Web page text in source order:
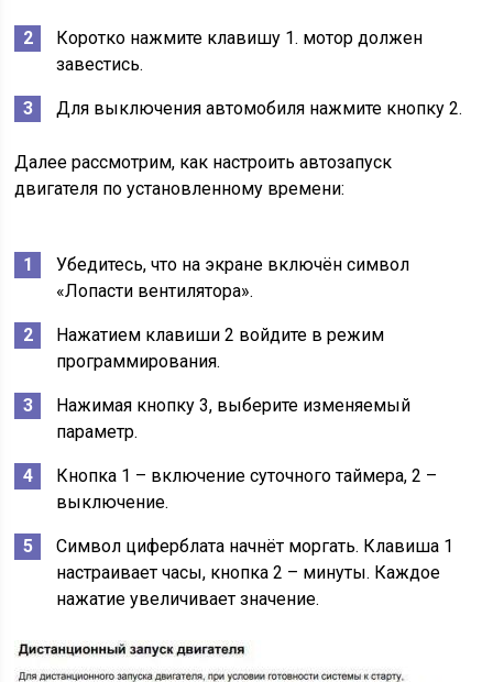
Коротко нажмите клавишу 1. мотор должен
завестись.
Для выключения автомобиля нажмите кнопку 2.
Далее рассмотрим, как настроить автозапуск
двигателя по установленному времени:
Убедитесь, что на экране включён символ
«Лопасти вентилятора».
Нажатием клавиши 2 войдите в режим
программирования.
Нажимая кнопку 3, выберите изменяемый
параметр.
Кнопка 1 – включение суточного таймера, 2 –
выключение.
Символ циферблата начнёт моргать. Клавиша 1
настраивает часы, кнопка 2 – минуты. Каждое
нажатие увеличивает значение.